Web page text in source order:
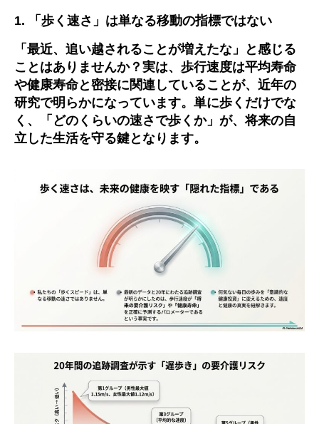
1.
「歩く速さ」は単なる移動の指標ではない
「最近、追い越されることが増えたな」と感じる
ことはありませんか？実は、 歩行速度は平均寿命
や健康寿命と密接に関連していることが、近年の
研究で明らかになっています。単に歩くだけでな
く、「どのくらいの速さで歩くか」が、将来の自
立した生活を守る鍵となります。